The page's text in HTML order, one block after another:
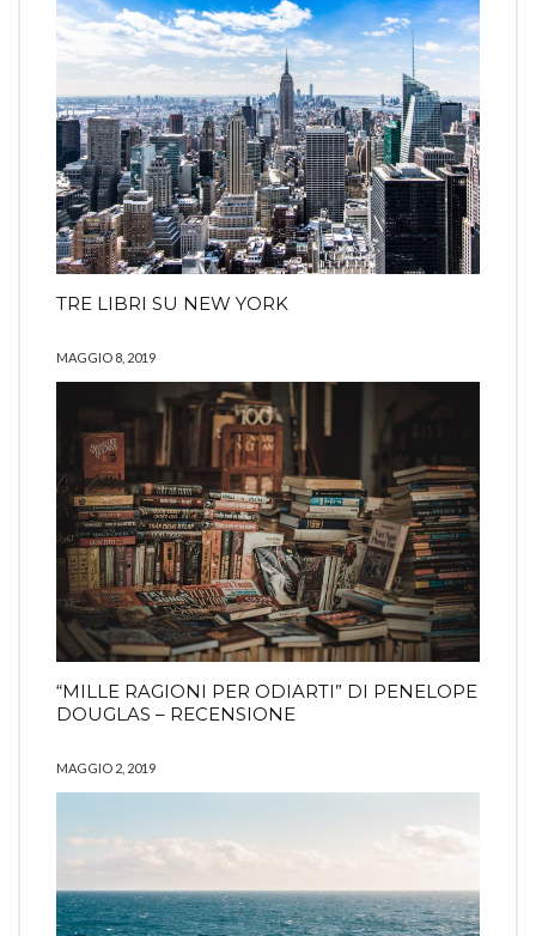
TRE LIBRI SU NEW YORK
MAGGIO 8, 2019
“MILLE RAGIONI PER ODIARTI” DI PENELOPE
DOUGLAS – RECENSIONE
MAGGIO 2, 2019
La risposta da Instragram non aveva codice 200.